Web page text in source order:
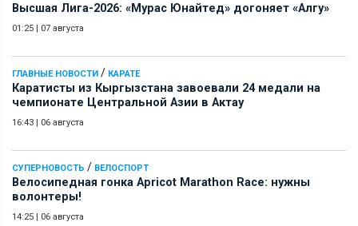
Высшая Лига-2026: «Мурас Юнайтед» догоняет «Алгу»
01:25 | 07 августа
ГЛАВНЫЕ НОВОСТИ / КАРАТЕ
Каратисты из Кыргызстана завоевали 24 медали на
чемпионате Центральной Азии в Актау
16:43 | 06 августа
СУПЕРНОВОСТЬ / ВЕЛОСПОРТ
Велосипедная гонка Apricot Marathon Race: нужны
волонтеры!
14:25 | 06 августа